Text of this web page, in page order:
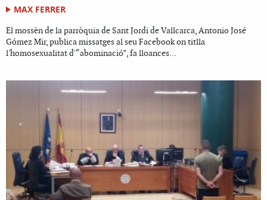
MAX FERRER
El mossèn de la parròquia de Sant Jordi de Vallcarca, Antonio José
Gómez Mir, publica missatges al seu Facebook on titlla
l'homosexualitat d'“abominació”, fa lloances...